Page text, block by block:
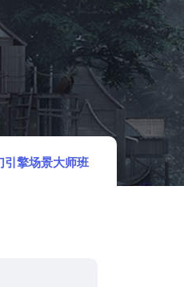
引擎场景大师班